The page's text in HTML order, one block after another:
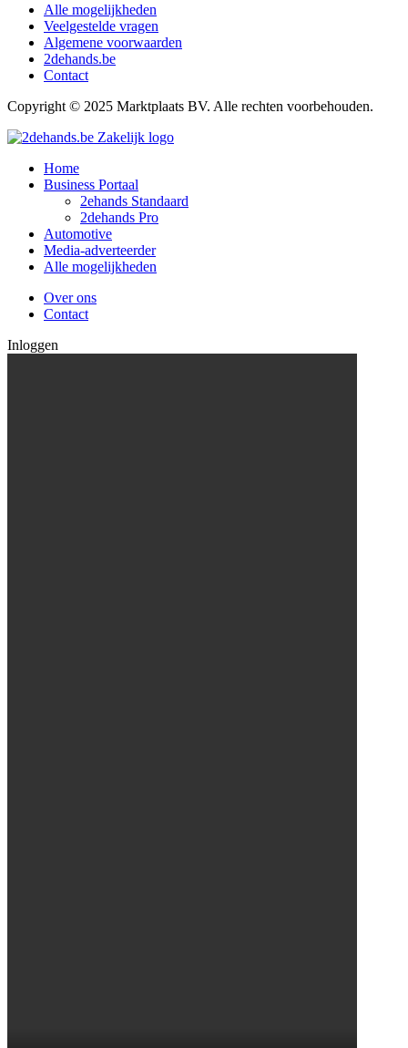
Alle mogelijkheden
Veelgestelde vragen
Algemene voorwaarden
2dehands.be
Contact
Copyright © 2025 Marktplaats BV. Alle rechten voorbehouden.
Home
Business Portaal
2ehands Standaard
2dehands Pro
Automotive
Media-adverteerder
Alle mogelijkheden
Over ons
Contact
Inloggen